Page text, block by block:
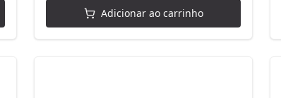
Adicionar ao carrinho